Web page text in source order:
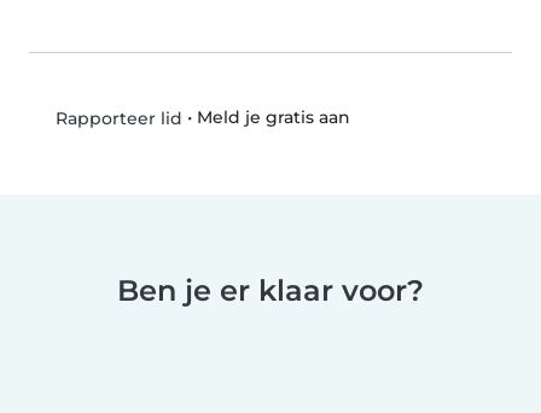
Rapporteer lid • Meld je gratis aan
Ben je er klaar voor?